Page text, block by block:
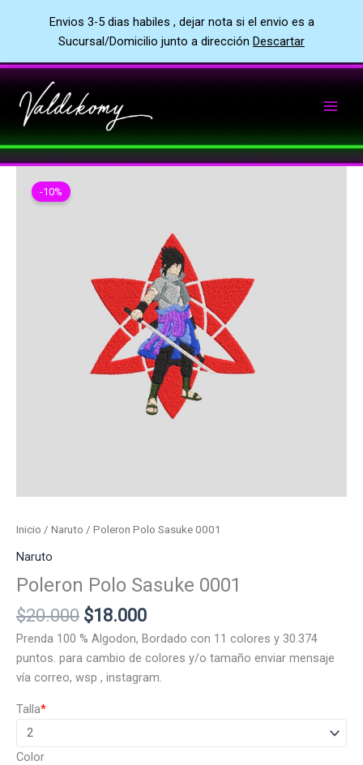
Envios 3-5 dias habiles , dejar nota si el envio es a
Sucursal/Domicilio junto a dirección Descartar
al
contenido
-10%
Inicio / Naruto / Poleron Polo Sasuke 0001
Naruto
Poleron Polo Sasuke 0001
$20.000 El
precio
original
era:
$18.000El
precio
actual
es:
Prenda 100 % Algodon, Bordado con 11 colores y 30.374
puntos. para cambio de colores y/o tamaño enviar mensaje
vía correo, wsp , instagram.
*
Talla
Color